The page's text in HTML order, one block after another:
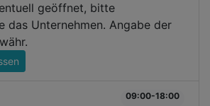
geöffnet, bitte
das Unternehmen. Angabe der
09:00-18:00